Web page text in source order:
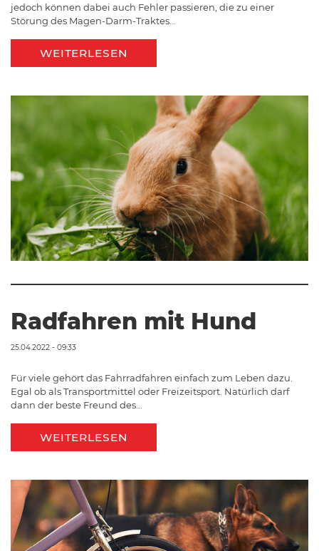
jedoch können dabei auch Fehler passieren, die zu einer
Störung des Magen-Darm-Traktes…
WEITERLESEN
Radfahren mit Hund
25.04.2022 - 09:33
Für viele gehört das Fahrradfahren einfach zum Leben dazu.
Egal ob als Transportmittel oder Freizeitsport. Natürlich darf
dann der beste Freund des…
WEITERLESEN